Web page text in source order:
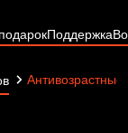
Поддержка
Антивозрастные